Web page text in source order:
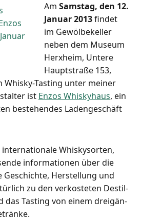
Am Sams­tag, den 12.
Janu­ar 2013fin­det
im Gewöl­be­kel­ler
neben dem Muse­um
Herx­heim, Unte­re
Haupt­stra­ße 153,
Whis­ky-Tasting unter mei­ner
ist Enzos Whis­ky­haus, ein
bestehen­des Laden­ge­schäft
Whis­ky­sor­ten,
infor­ma­tio­nen über die
Geschich­te, Her­stel­lung und
zu den ver­kos­te­ten Destil­
das Tasting von einem drei­gän­